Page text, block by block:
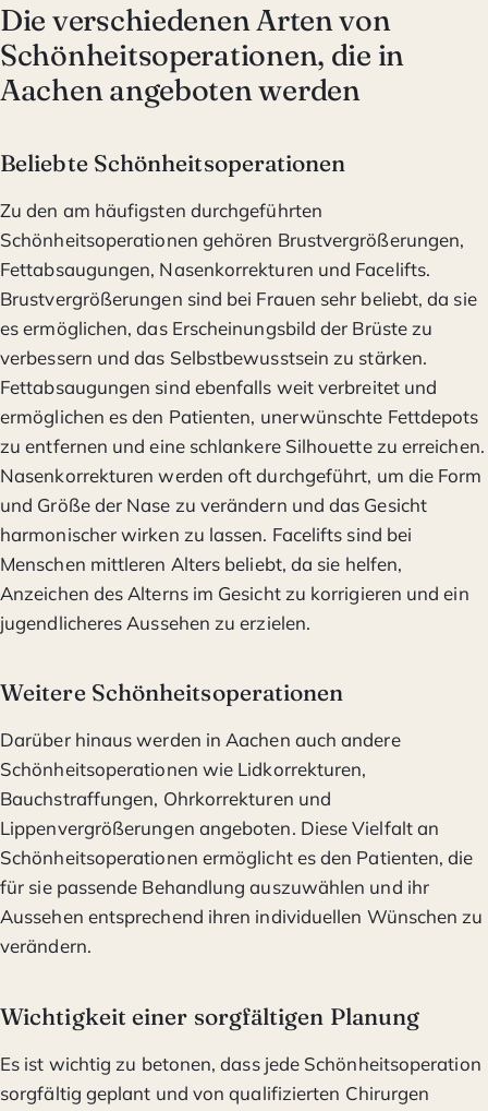
Die verschiedenen Arten von
Schönheitsoperationen, die in
Aachen angeboten werden
Beliebte Schönheitsoperationen
Zu den am häufigsten durchgeführten
Schönheitsoperationen gehören Brustvergrößerungen,
Fettabsaugungen, Nasenkorrekturen und Facelifts.
Brustvergrößerungen sind bei Frauen sehr beliebt, da sie
es ermöglichen, das Erscheinungsbild der Brüste zu
verbessern und das Selbstbewusstsein zu stärken.
Fettabsaugungen sind ebenfalls weit verbreitet und
ermöglichen es den Patienten, unerwünschte Fettdepots
zu entfernen und eine schlankere Silhouette zu erreichen.
Nasenkorrekturen werden oft durchgeführt, um die Form
und Größe der Nase zu verändern und das Gesicht
harmonischer wirken zu lassen. Facelifts sind bei
Menschen mittleren Alters beliebt, da sie helfen,
Anzeichen des Alterns im Gesicht zu korrigieren und ein
jugendlicheres Aussehen zu erzielen.
Weitere Schönheitsoperationen
Darüber hinaus werden in Aachen auch andere
Schönheitsoperationen wie Lidkorrekturen,
Bauchstraffungen, Ohrkorrekturen und
Lippenvergrößerungen angeboten. Diese Vielfalt an
Schönheitsoperationen ermöglicht es den Patienten, die
für sie passende Behandlung auszuwählen und ihr
Aussehen entsprechend ihren individuellen Wünschen zu
verändern.
Wichtigkeit einer sorgfältigen Planung
Es ist wichtig zu betonen, dass jede Schönheitsoperation
sorgfältig geplant und von qualifizierten Chirurgen